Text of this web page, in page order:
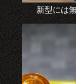
新型には